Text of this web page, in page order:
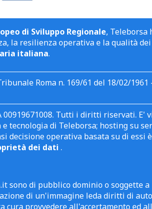
di Sviluppo Regionale, Teleborsa
la resilienza operativa e la qualità
italiana.
Roma n. 169/61 del 18/02/1961
00919671008. Tutti i diritti riservati.
tecnologia di Teleborsa; hosting su
decisione operativa basata su di
dei dati .
sono di pubblico dominio o soggette
di un'immagine leda diritti di
cura provvedere all'accertamento ed